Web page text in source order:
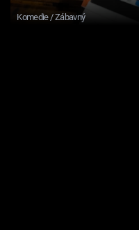
Komedie / Zábavný